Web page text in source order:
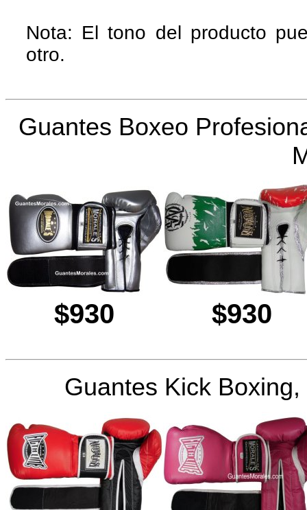
Nota: El tono del producto
otro.
Guantes Boxeo
$930 $930
Guantes Kick